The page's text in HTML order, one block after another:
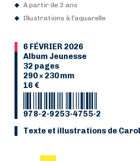
À partir de 3 ans
Illustrations à l’aquarelle
6 FÉVRIER 2026
Album Jeunesse
32 pages
290 × 230 mm
16 €
978-2-9253-4755-2
Texte et illustrations de